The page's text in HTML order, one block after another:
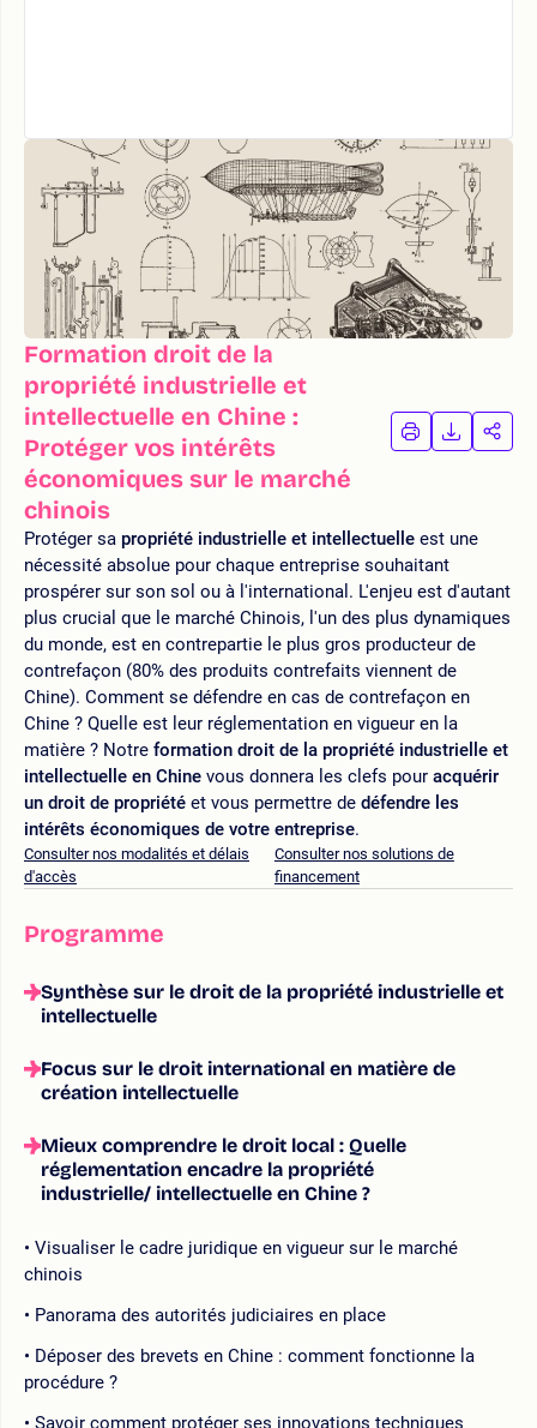
Formation droit de la
propriété industrielle et
intellectuelle en Chine :
Protéger vos intérêts
économiques sur le marché
chinois
IMPRIMER
LA
LA
Protéger sa propriété industrielle et intellectuelle est une
nécessité absolue pour chaque entreprise souhaitant
prospérer sur son sol ou à l'international. L'enjeu est d'autant
plus crucial que le marché Chinois, l'un des plus dynamiques
du monde, est en contrepartie le plus gros producteur de
contrefaçon (80% des produits contrefaits viennent de
Chine). Comment se défendre en cas de contrefaçon en
Chine ? Quelle est leur réglementation en vigueur en la
matière ? Notre formation droit de la propriété industrielle et
intellectuelle en Chine vous donnera les clefs pour acquérir
un droit de propriété et vous permettre de défendre les
intérêts économiques de votre entreprise.
Consulter nos modalités et délais
d'accès
Consulter nos solutions de
financement
Programme
Synthèse sur le droit de la propriété industrielle et
intellectuelle
Focus sur le droit international en matière de
création intellectuelle
Mieux comprendre le droit local : Quelle
réglementation encadre la propriété
industrielle/ intellectuelle en Chine ?
Visualiser le cadre juridique en vigueur sur le marché
chinois
Panorama des autorités judiciaires en place
Déposer des brevets en Chine : comment fonctionne la
procédure ?
Savoir comment protéger ses innovations techniques